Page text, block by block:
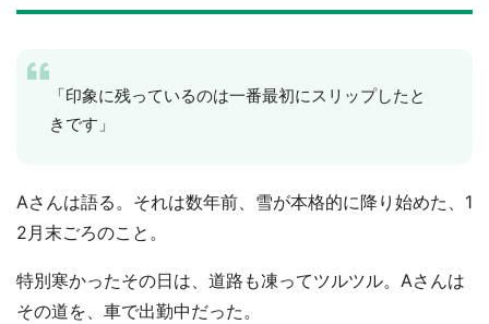
「印象に残っているのは一番最初にスリップしたと
きです」
Aさんは語る。それは数年前、雪が本格的に降り始めた、1
2月末ごろのこと。
特別寒かったその日は、道路も凍ってツルツル。Aさんは
その道を、車で出勤中だった。